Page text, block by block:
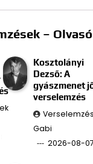
–
Kosztolányi
Dezső: A
gyászmenet
verselemzés
Gabi
2026-08-07